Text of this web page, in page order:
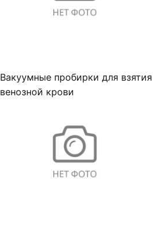
Вакуумные пробирки для взятия
венозной крови